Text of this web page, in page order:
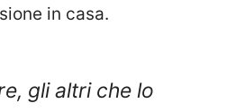
in casa.
gli altri che lo